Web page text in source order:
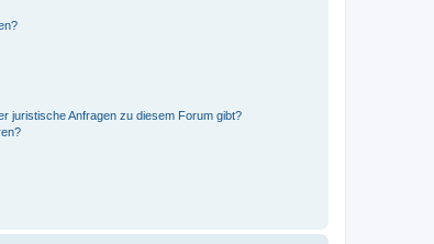
juristische Anfragen zu diesem Forum gibt?